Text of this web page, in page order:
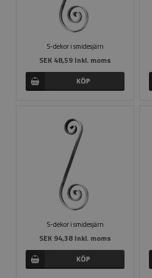
S-dekor i smidesjärn
SEK 48,59 Inkl. moms
S-dekor i smidesjärn
SEK 94,38 Inkl. moms